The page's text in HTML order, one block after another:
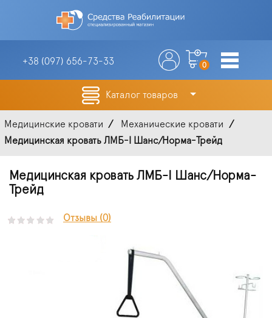
+38 (097) 656-73-33 0
Каталог товаров
Медицинские кровати
Механические кровати
Медицинская кровать ЛМБ-I Шанс/Норма-Трейд
Медицинская кровать ЛМБ-I Шанс/Норма-
Трейд
Отзывы (0)